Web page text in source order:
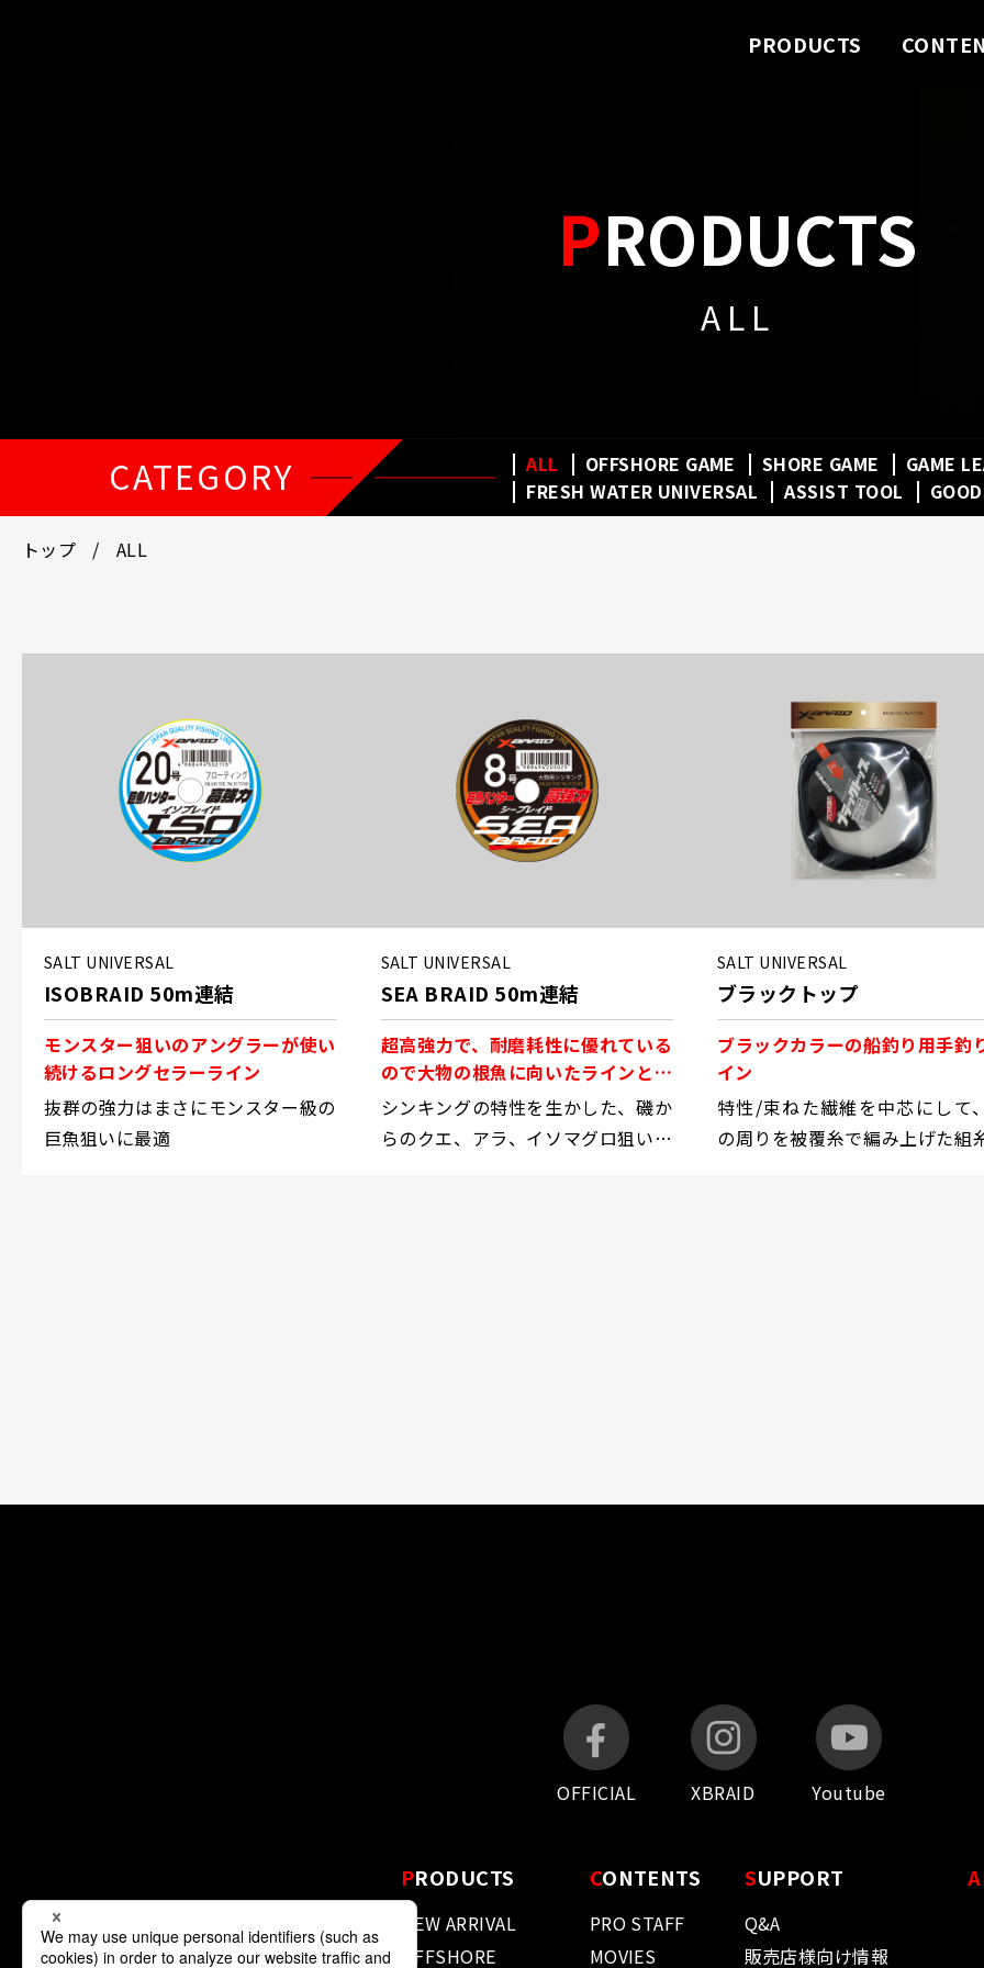
PRODUCTS
PRODUCTS
ALL
CATEGORY ALL OFFSHORE GAME SHORE GAME GAME
FRESH WATER UNIVERSAL
ASSIST TOOL
トップ ALL
SALT UNIVERSAL
ISOBRAID 50m連結
モンスター狙いのアングラーが使い
続けるロングセラーライン
抜群の強力はまさにモンスター級の
巨魚狙いに最適
SALT UNIVERSAL
SEA BRAID 50m連結
超高強力で、耐磨耗性に優れている
ので大物の根魚に向いたラインとし
ての多くの釣り人から信頼
シンキングの特性を生かした、磯か
らのクエ、アラ、イソマグロ狙いに
SALT UNIVERSAL
ブラックトップ
ブラックカラーの船釣り用手釣
イン
特性/束ねた繊維を中芯にして
の周りを被覆糸で編み上げた組
OFFICIAL XBRAID Youtube
PRODUCTS
NEW ARRIVAL
OFFSHORE
CONTENTS
PRO STAFF
MOVIES
SUPPORT
Q&A
販売店様向け情報
A